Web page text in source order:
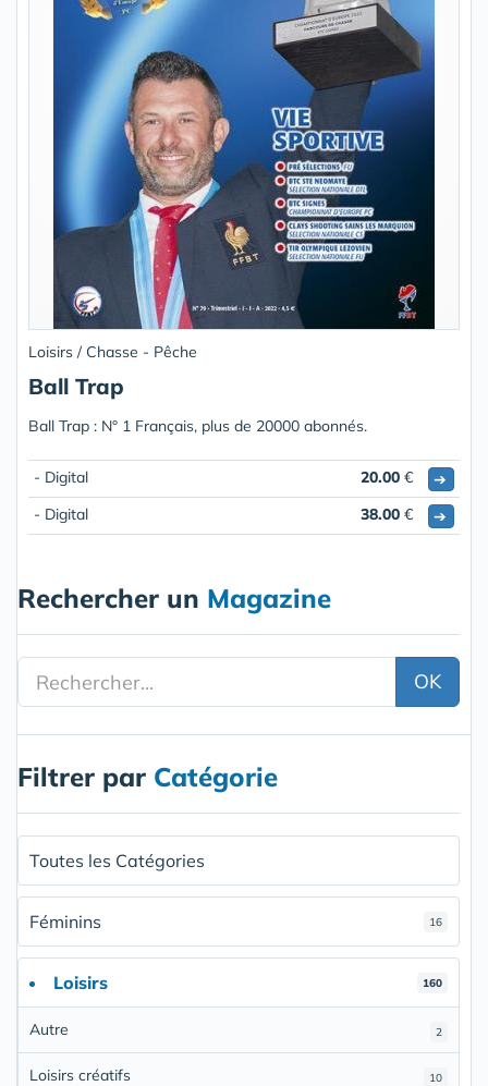
Loisirs / Chasse - Pêche
Ball Trap
Ball Trap : N° 1 Français, plus de 20000 abonnés.
- Digital 20.00 €
➔
- Digital
38.00 € ➔
Rechercher un Magazine
OK
Filtrer par Catégorie
Toutes les Catégories
Féminins 16
Loisirs 160
Autre 2
Loisirs créatifs 10